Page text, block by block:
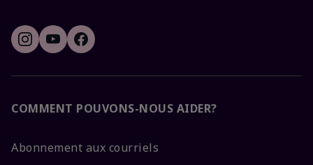
COMMENT POUVONS-NOUS AIDER?
Abonnement aux courriels